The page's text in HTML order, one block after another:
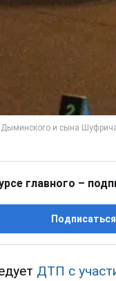
главного –
Подписаться
ДТП с